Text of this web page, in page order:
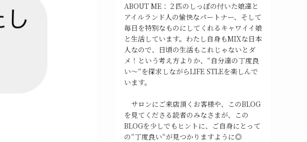
ABOUT ME：２匹のしっぽの付いた娘達と
アイルランド人の愉快なパートナー、そして
毎日を特別なものにしてくれるキャワイイ娘
と生活しています。わたし自身もMIXな日本
人なので、日頃の生活もこれじゃないとダ
メ！という考え方よりか、“自分達の丁度良
い〜“を探求しながらLIFE STLEを楽しんで
います。
サロンにご来店頂くお客様や、このBLOG
を見てくださる読者のみなさまが、この
BLOGを少しでもヒントに、ご自身にとって
の“丁度良い“が見つかりますように◎